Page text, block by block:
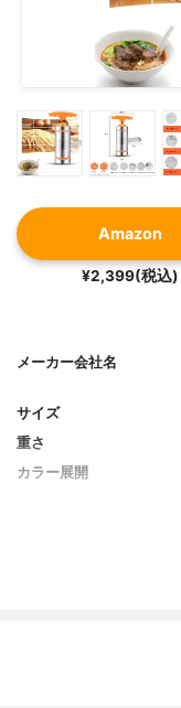
Amazon
¥2,399(税込)
メーカー会社名
サイズ
重さ
カラー展開